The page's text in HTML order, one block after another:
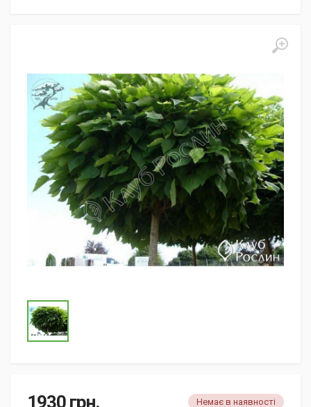
1930 грн. Немає в наявності